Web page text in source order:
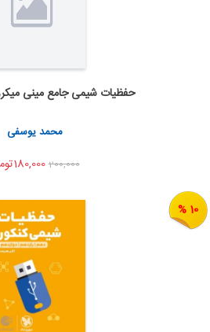
اضافه به سبد
اشتراک گذاری
حفظیات شیمی جامع مینی
محمد یوسفی
200,000180,000تومان
10 %